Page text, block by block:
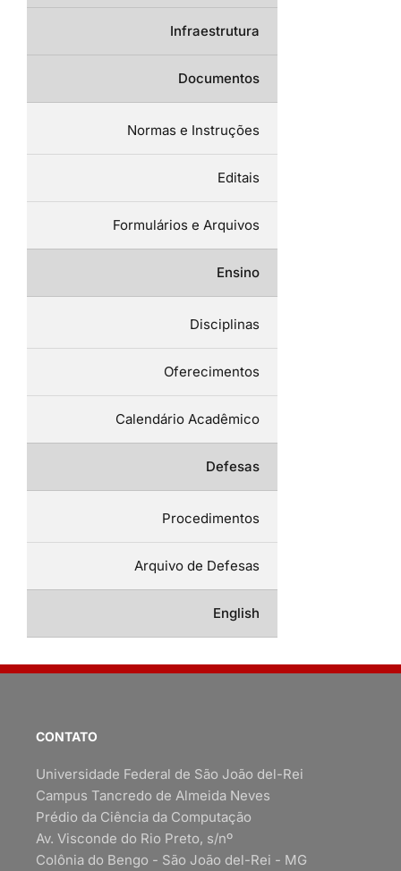
Infraestrutura
Documentos
Normas e Instruções
Editais
Formulários e Arquivos
Ensino
Disciplinas
Oferecimentos
Calendário Acadêmico
Defesas
Procedimentos
Arquivo de Defesas
English
CONTATO
Universidade Federal de São João del-Rei
Campus Tancredo de Almeida Neves
Prédio da Ciência da Computação
Av. Visconde do Rio Preto, s/nº
Colônia do Bengo - São João del-Rei - MG